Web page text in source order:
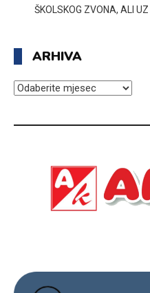
ŠKOLSKOG ZVONA, ALI
ARHIVA
ARHIVA